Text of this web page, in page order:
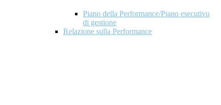
Piano della Performance/Piano esecutivo
di gestione
Relazione sulla Performance